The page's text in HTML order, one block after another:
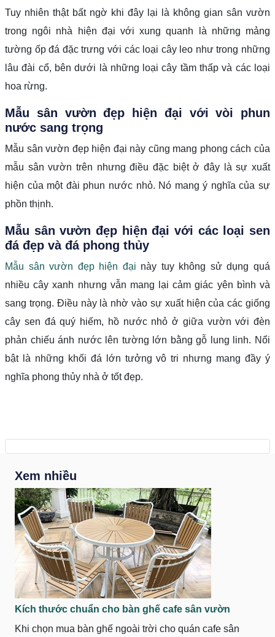
Tuy nhiên thật bất ngờ khi đây lại là không gian sân vườn
trong ngôi nhà hiện đại với xung quanh là những mảng
tường ốp đá đặc trưng với các loại cây leo như trong những
lâu đài cổ, bên dưới là những loại cây tầm thấp và các loại
hoa rừng.
Mẫu sân vườn đẹp hiện đại với vòi phun
nước sang trọng
Mẫu sân vườn đẹp hiện đại này cũng mang phong cách của
mẫu sân vườn trên nhưng điều đặc biệt ở đây là sự xuất
hiện của một đài phun nước nhỏ. Nó mang ý nghĩa của sự
phồn thịnh.
Mẫu sân vườn đẹp hiện đại với các loại sen
đá đẹp và đá phong thủy
Mẫu sân vườn đẹp hiện đại này tuy không sử dụng quá
nhiều cây xanh nhưng vẫn mang lại cảm giác yên bình và
sang trọng. Điều này là nhờ vào sự xuất hiện của các giống
cây sen đá quý hiếm, hồ nước nhỏ ở giữa vườn với đèn
phản chiếu ánh nước lên tường lớn bằng gỗ lung linh. Nổi
bật là những khối đá lớn tưởng vô tri nhưng mang đầy ý
nghĩa phong thủy nhà ở tốt đẹp.
Xem nhiều
Kích thước chuẩn cho bàn ghế cafe sân vườn
Khi chọn mua bàn ghế ngoài trời cho quán cafe sân